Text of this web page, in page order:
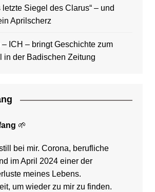
letzte Siegel des Clarus“ – und
Aprilscherz
– ICH – bringt Geschichte zum
in der Badischen Zeitung
🌱
bei mir. Corona, berufliche
im April 2024 einer der
meines Lebens.
um wieder zu mir zu finden.